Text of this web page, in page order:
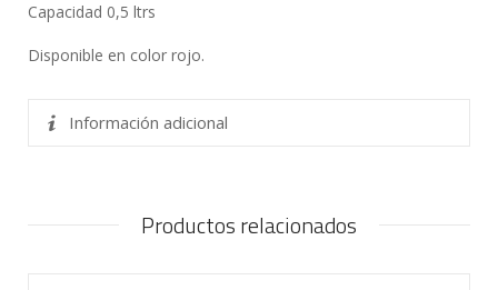
Capacidad 0,5 ltrs
Disponible en color rojo.
Información adicional
Productos relacionados